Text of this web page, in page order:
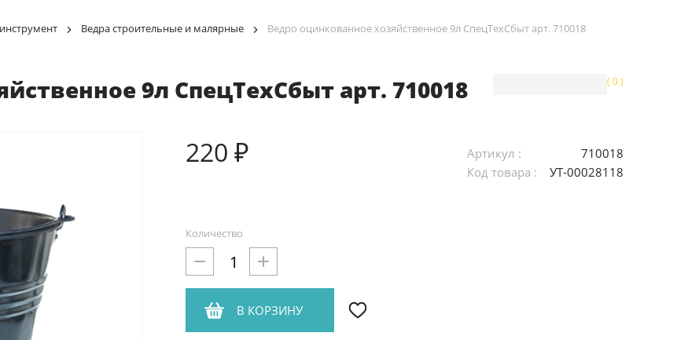
Ведра строительные и малярные Ведро оцинкованное хозяйственное 9л СпецТехСбыт арт. 710018
9л СпецТехСбыт арт. 710018 ( 0 )
220 ₽ Артикул :
710018
Код товара :
УТ-00028118
Количество
В КОРЗИНУ